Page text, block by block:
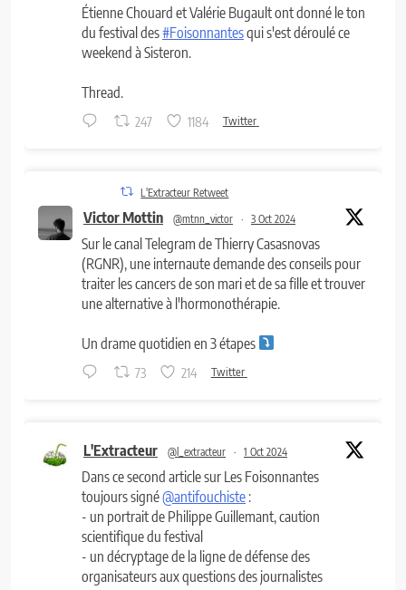
Étienne Chouard et Valérie Bugault ont donné le ton
du festival des#Foisonnantesqui s'est déroulé ce
weekend à Sisteron.
Thread.
247 1184 Twitter
L'Extracteur Retweet
Victor Mottin @mtnn_victor · 3 Oct 2024
Sur le canal Telegram de Thierry Casasnovas
(RGNR), une internaute demande des conseils pour
traiter les cancers de son mari et de sa fille et trouver
une alternative à l'hormonothérapie.
Un drame quotidien en 3 étapes
73 214 Twitter
L'Extracteur @l_extracteur · 1 Oct 2024
Dans ce second article sur Les Foisonnantes
toujours signé@antifouchiste :
- un portrait de Philippe Guillemant, caution
scientifique du festival
- un décryptage de la ligne de défense des
organisateurs aux questions des journalistes